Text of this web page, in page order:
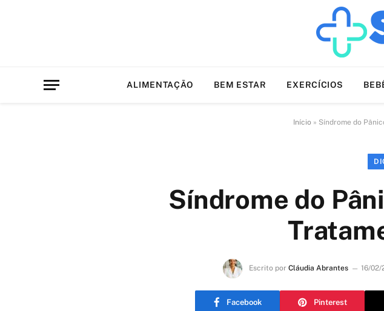
ALIMENTAÇÃO BEM ESTAR EXERCÍCIOS
Início » Síndrome do
Síndrome do
Escrito por Cláudia Abrantes 16/02/
Facebook Pinterest